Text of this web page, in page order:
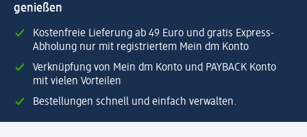
genießen
Kostenfreie Lieferung ab 49 Euro und gratis Express-
Abholung nur mit registriertem Mein dm Konto
Verknüpfung von Mein dm Konto und PAYBACK Konto
mit vielen Vorteilen
Bestellungen schnell und einfach verwalten.